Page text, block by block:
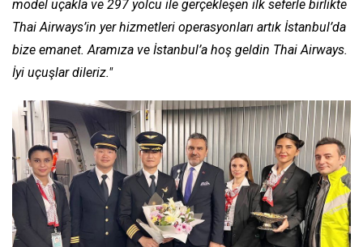
model uçakla ve 297 yolcu ile gerçekleşen ilk seferle birlikte
Thai Airways’in yer hizmetleri operasyonları artık İstanbul’da
bize emanet. Aramıza ve İstanbul’a hoş geldin Thai Airways.
İyi uçuşlar dileriz."